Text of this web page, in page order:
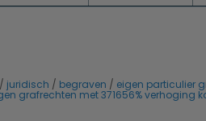
juridisch begraven eigen particulier
grafrechten met 371656% verhoging